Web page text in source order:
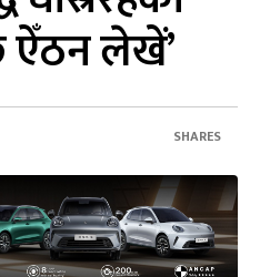
ऐँठन लेखें’
SHARES